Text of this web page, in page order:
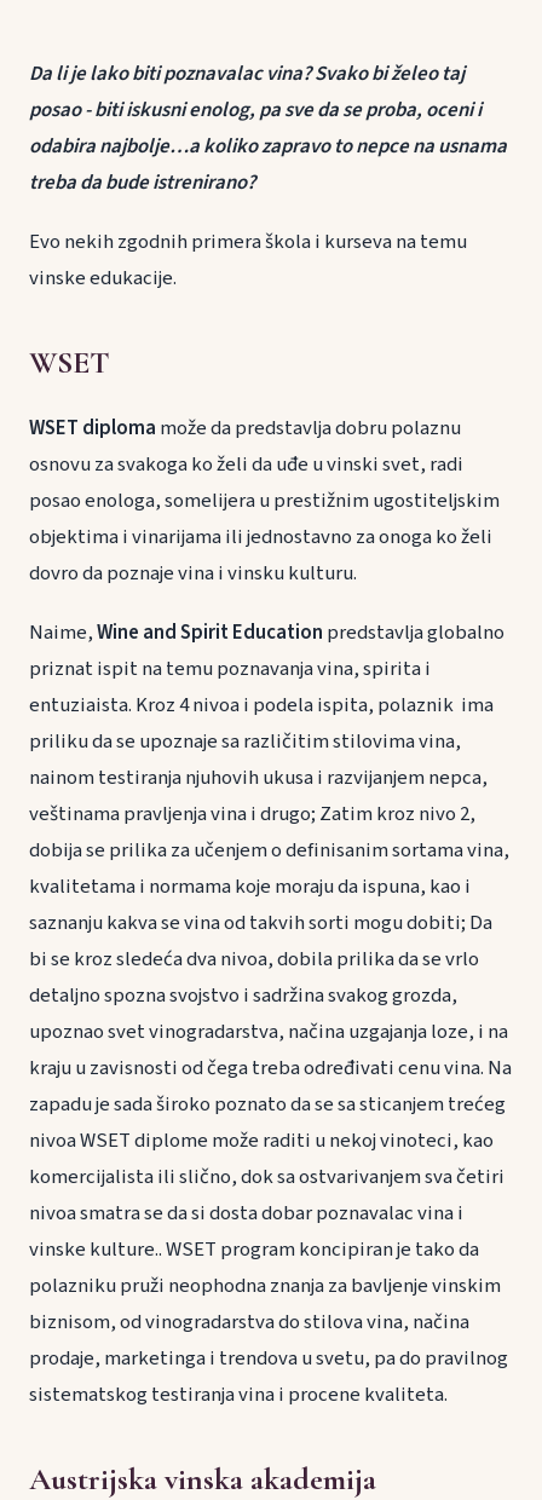
Da li je lako biti poznavalac vina? Svako bi želeo taj
posao - biti iskusni enolog, pa sve da se proba, oceni i
odabira najbolje…a koliko zapravo to nepce na usnama
treba da bude istrenirano?
Evo nekih zgodnih primera škola i kurseva na temu
vinske edukacije.
WSET
WSET diploma može da predstavlja dobru polaznu
osnovu za svakoga ko želi da uđe u vinski svet, radi
posao enologa, somelijera u prestižnim ugostiteljskim
objektima i vinarijama ili jednostavno za onoga ko želi
dovro da poznaje vina i vinsku kulturu.
Naime,Wine and Spirit Education predstavlja globalno
priznat ispit na temu poznavanja vina, spirita i
entuziaista. Kroz 4 nivoa i podela ispita, polaznik ima
priliku da se upoznaje sa različitim stilovima vina,
nainom testiranja njuhovih ukusa i razvijanjem nepca,
veštinama pravljenja vina i drugo; Zatim kroz nivo 2,
dobija se prilika za učenjem o definisanim sortama vina,
kvalitetama i normama koje moraju da ispuna, kao i
saznanju kakva se vina od takvih sorti mogu dobiti; Da
bi se kroz sledeća dva nivoa, dobila prilika da se vrlo
detaljno spozna svojstvo i sadržina svakog grozda,
upoznao svet vinogradarstva, načina uzgajanja loze, i na
kraju u zavisnosti od čega treba određivati cenu vina. Na
zapadu je sada široko poznato da se sa sticanjem trećeg
nivoa WSET diplome može raditi u nekoj vinoteci, kao
komercijalista ili slično, dok sa ostvarivanjem sva četiri
nivoa smatra se da si dosta dobar poznavalac vina i
vinske kulture.. WSET program koncipiran je tako da
polazniku pruži neophodna znanja za bavljenje vinskim
biznisom, od vinogradarstva do stilova vina, načina
prodaje, marketinga i trendova u svetu, pa do pravilnog
sistematskog testiranja vina i procene kvaliteta.
Austrijska vinska akademija